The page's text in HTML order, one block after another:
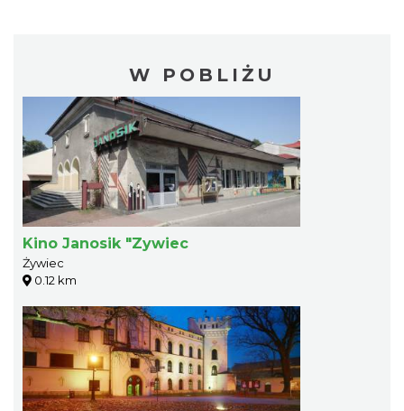
W POBLIŻU
Kino Janosik "Zywiec
Żywiec
0.12 km